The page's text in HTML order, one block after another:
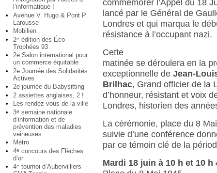
l’informatique !
Avenue V. Hugo & Pont P.
Larousse
Mobilien
2e édition des Éco
Trophées 93
2e Salon international pour
un commerce équitable
2e Journée des Solidarités
Actives
2e journée du Babysitting
2 assiettes anglaises, 2 !
Les rendez-vous de la ville
3e semaine nationale
d’information et de
prévention des maladies
veineuses
Métro
4e concours des Flèches
d’or
4e tournoi d’Aubervilliers
commémorer l’Appel du 18
lancé par le Général de
Londres et qui marqua le
résistance à l’occupant nazi.
Cette
matinée se déroulera en la
exceptionnelle deJean-
Brilhac, Grand officier de la
d’honneur, résistant et voix
Londres, historien des
La cérémonie, place du 8
suivie d’une conférence
par ce témoin clé de la
Mardi 18 juin à 10 h et 10 h